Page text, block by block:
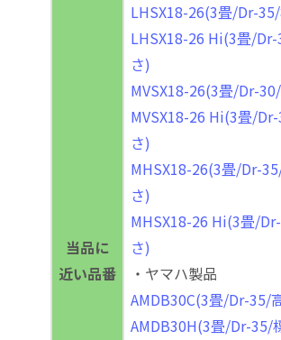
当品に
近い品番
LHSX18-26(3畳/Dr-
LHSX18-26 Hi(3畳/
さ)
MVSX18-26(3畳/Dr-
MVSX18-26 Hi(3畳/
さ)
MHSX18-26(3畳/Dr-
さ)
MHSX18-26 Hi(3畳/
さ)
・ヤマハ製品
AMDB30C(3畳/Dr-35/
AMDB30H(3畳/Dr-35/